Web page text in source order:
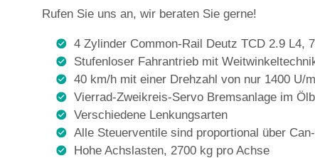
Rufen Sie uns an, wir beraten Sie gerne!
4 Zylinder Common-Rail Deutz TCD 2.9 L4,
Stufenloser Fahrantrieb mit
40 km/h mit einer Drehzahl von nur 1400 U/
Vierrad-Zweikreis-Servo Bremsanlage im
Verschiedene Lenkungsarten
Alle Steuerventile sind proportional über
Hohe Achslasten, 2700 kg pro Achse